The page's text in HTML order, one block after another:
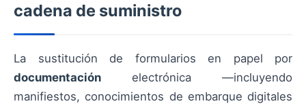
cadena de suministro
La sustitución de formularios en papel por
documentación electrónica —incluyendo
manifiestos, conocimientos de embarque digitales